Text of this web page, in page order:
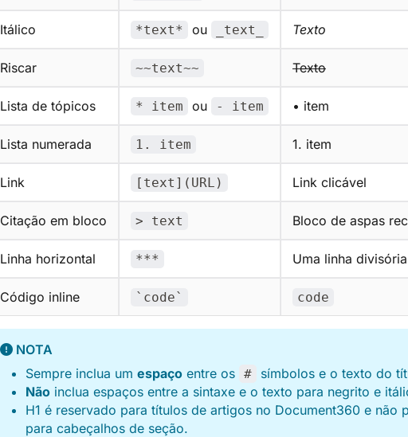
Itálico *text* ou _text_ Texto
Riscar ~~text~~ Texto
Lista de tópicos * item ou - item • item
Lista numerada 1. item 1. item
Link [text](URL) Link clicável
Citação em bloco > text Bloco de aspas
Linha horizontal *** Uma linha divisória
Código inline `code` code
NOTA
Sempre inclua um espaço entre os # símbolos e o texto do
Não inclua espaços entre a sintaxe e o texto para negrito e
H1 é reservado para títulos de artigos no Document360 e
para cabeçalhos de seção.